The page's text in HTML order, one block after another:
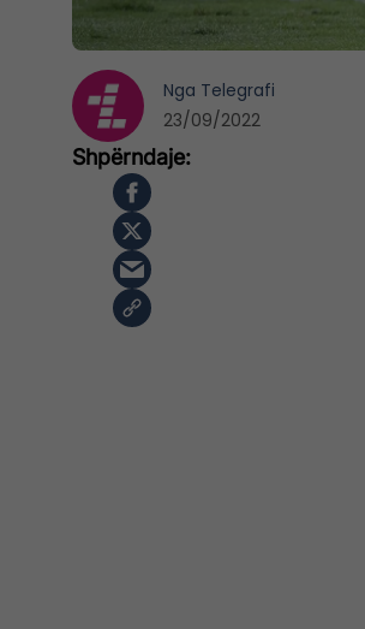
Nga Telegrafi
23/09/2022